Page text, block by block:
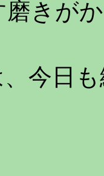
磨きが
今日